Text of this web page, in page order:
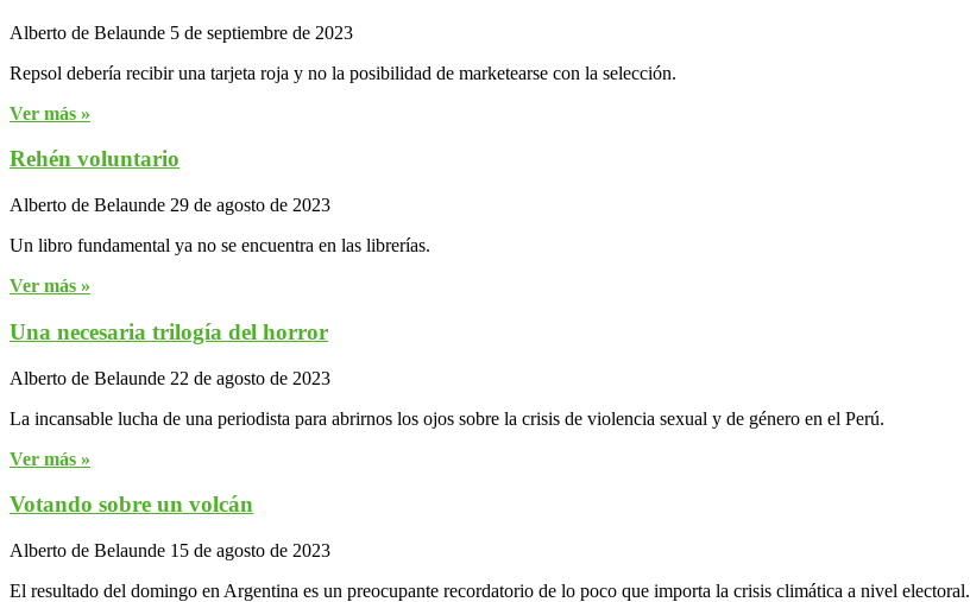
Alberto de Belaunde 5 de septiembre de 2023
Repsol debería recibir una tarjeta roja y no la posibilidad de marketearse con la selección.
Ver más »
Rehén voluntario
Alberto de Belaunde 29 de agosto de 2023
Un libro fundamental ya no se encuentra en las librerías.
Ver más »
Una necesaria trilogía del horror
Alberto de Belaunde 22 de agosto de 2023
La incansable lucha de una periodista para abrirnos los ojos sobre la crisis de violencia sexual y de género en el Perú.
Ver más »
Votando sobre un volcán
Alberto de Belaunde 15 de agosto de 2023
El resultado del domingo en Argentina es un preocupante recordatorio de lo poco que importa la crisis climática a nivel electoral.